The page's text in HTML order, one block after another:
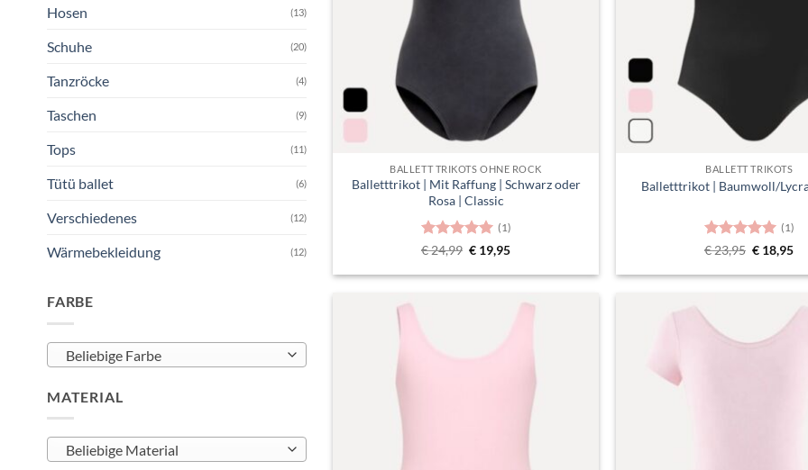
Hosen (13)
Schuhe (20)
Tanzröcke (4)
Taschen (9)
Tops (11)
Tütü ballet (6)
Verschiedenes (12)
Wärmebekleidung (12)
FARBE
Beliebige Farbe
MATERIAL
Beliebige Material
BALLETT TRIKOTS OHNE ROCK
Balletttrikot | Mit Raffung | Schwarz oder
Rosa | Classic
Bewertet
5
(1)
€24,99 Ursprünglicher
Preis
war:
€ 19,95Aktueller
ist:
BALLETT TRIKOTS
Balletttrikot | Baumwoll/
Bewertet
5
(1)
€23,95
Preis
war:
€ 18,95